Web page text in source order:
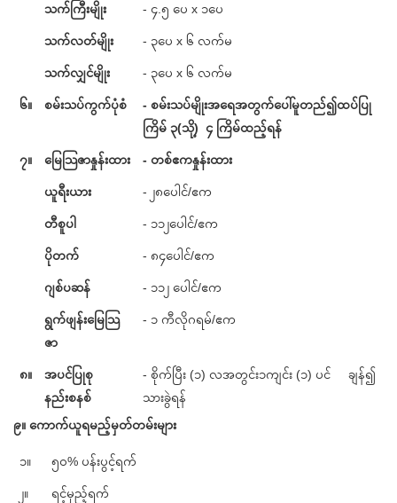
သက်ကြီးမျိုး - ၄.၅ ပေ x ၁ပေ
သက်လတ်မျိုး - ၃ပေ x ၆ လက်မ
သက်လျှင်မျိုး - ၃ပေ x ၆ လက်မ
၆။ စမ်းသပ်ကွက်ပုံစံ
- စမ်းသပ်မျိုးအရေအတွက်ပေါ်မူတည်၍ထပ်ပြု
ကြိမ် ၃(သို့) ၄ ကြိမ်ထည့်ရန်
၇။ မြေသြဇာနှုန်းထား - တစ်ဧကနှုန်းထား
ယူရီးယား - ၂၈ပေါင်/ဧက
တီစူပါ - ၁၁၂ပေါင်/ဧက
ပိုတက် - ၈၄ပေါင်/ဧက
ဂျစ်ပဆန် - ၁၁၂ ပေါင်/ဧက
ရွက်ဖျန်းမြေသြ
ဇာ
- ၁ ကီလိုဂရမ်/ဧက
၈။
အပင်ပြုစု
နည်းစနစ်
- စိုက်ပြီး (၁) လအတွင်း၁ကျင်း (၁) ပင် ချန်၍
သားခွဲရန်
၉။ ကောက်ယူရမည့်မှတ်တမ်းများ
၁။ ၅၀% ပန်းပွင့်ရက်
၂။ ရင့်မှည့်ရက်